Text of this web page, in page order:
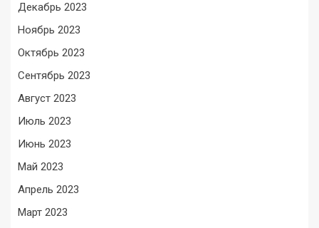
Декабрь 2023
Ноябрь 2023
Октябрь 2023
Сентябрь 2023
Август 2023
Июль 2023
Июнь 2023
Май 2023
Апрель 2023
Март 2023